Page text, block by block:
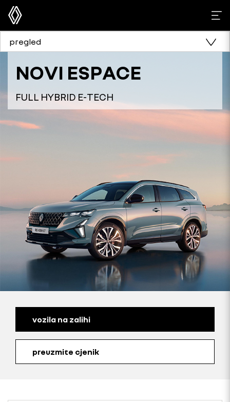
pregled
NOVI ESPACE
FULL HYBRID E-TECH
vozila na zalihi
preuzmite cjenik